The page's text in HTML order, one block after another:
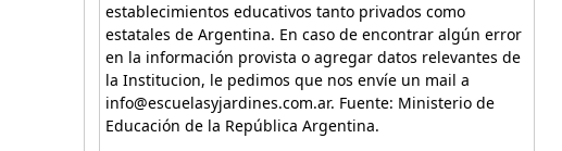
establecimientos educativos tanto privados como
estatales de Argentina. En caso de encontrar algún error
en la información provista o agregar datos relevantes de
la Institucion, le pedimos que nos envíe un mail a
info@escuelasyjardines.com.ar. Fuente: Ministerio de
Educación de la República Argentina.